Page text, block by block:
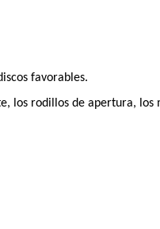
favorables.
los rodillos de apertura, los